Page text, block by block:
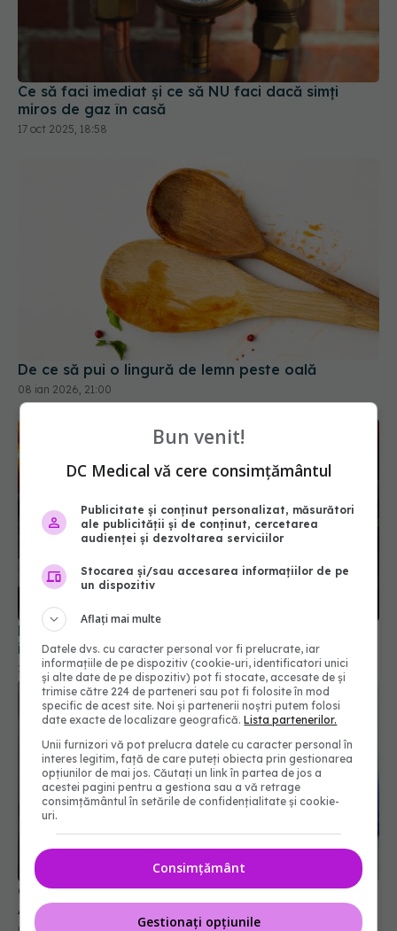
Ce să faci imediat și ce să NU faci dacă simți
miros de gaz în casă
17 oct 2025, 18:58
De ce să pui o lingură de lemn peste oală
08 ian 2026, 21:00
Nu arunca codițele ardeilor. Cum le poți folosi
inteligent
21 dec 2025, 16:31
Cum se spală, de fapt, blugii. Truc genial de la
Adina Buzatu
Bun venit!
DC Medical vă cere consimțământul
Publicitate și conținut personalizat, măsurători
ale publicității și de conținut, cercetarea
audienței și dezvoltarea serviciilor
Stocarea și/sau accesarea informațiilor de pe
un dispozitiv
Aflați mai multe
Datele dvs. cu caracter personal vor fi prelucrate, iar
informațiile de pe dispozitiv (cookie-uri, identificatori unici
și alte date de pe dispozitiv) pot fi stocate, accesate de și
trimise către 224 de parteneri sau pot fi folosite în mod
specific de acest site. Noi și partenerii noștri putem folosi
date exacte de localizare geografică.Lista partenerilor.
Unii furnizori vă pot prelucra datele cu caracter personal în
interes legitim, față de care puteți obiecta prin gestionarea
opțiunilor de mai jos. Căutați un link în partea de jos a
acestei pagini pentru a gestiona sau a vă retrage
consimțământul în setările de confidențialitate și cookie-
uri.
Consimțământ
Gestionați opțiunile